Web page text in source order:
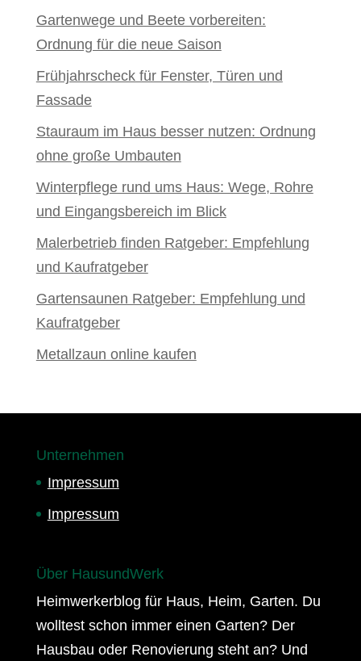
Gartenwege und Beete vorbereiten:
Ordnung für die neue Saison
Frühjahrscheck für Fenster, Türen und
Fassade
Stauraum im Haus besser nutzen: Ordnung
ohne große Umbauten
Winterpflege rund ums Haus: Wege, Rohre
und Eingangsbereich im Blick
Malerbetrieb finden Ratgeber: Empfehlung
und Kaufratgeber
Gartensaunen Ratgeber: Empfehlung und
Kaufratgeber
Metallzaun online kaufen
Unternehmen
Impressum
Impressum
Über HausundWerk
Heimwerkerblog für Haus, Heim, Garten. Du
wolltest schon immer einen Garten? Der
Hausbau oder Renovierung steht an? Und